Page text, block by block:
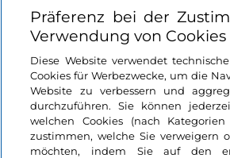
Nützliche Links
Login
Bleiben wir in Kontakt
Präferenz bei der
Verwendung von Cookies
Diese Website verwendet
Cookies für Werbezwecke, um die
Website zu verbessern und
durchzuführen. Sie können
welchen Cookies (nach
zustimmen, welche Sie verweigern
möchten, indem Sie auf den